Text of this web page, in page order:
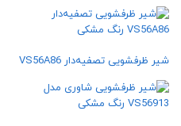
شیر ظرفشویی تصفیه‌دار VS56A86